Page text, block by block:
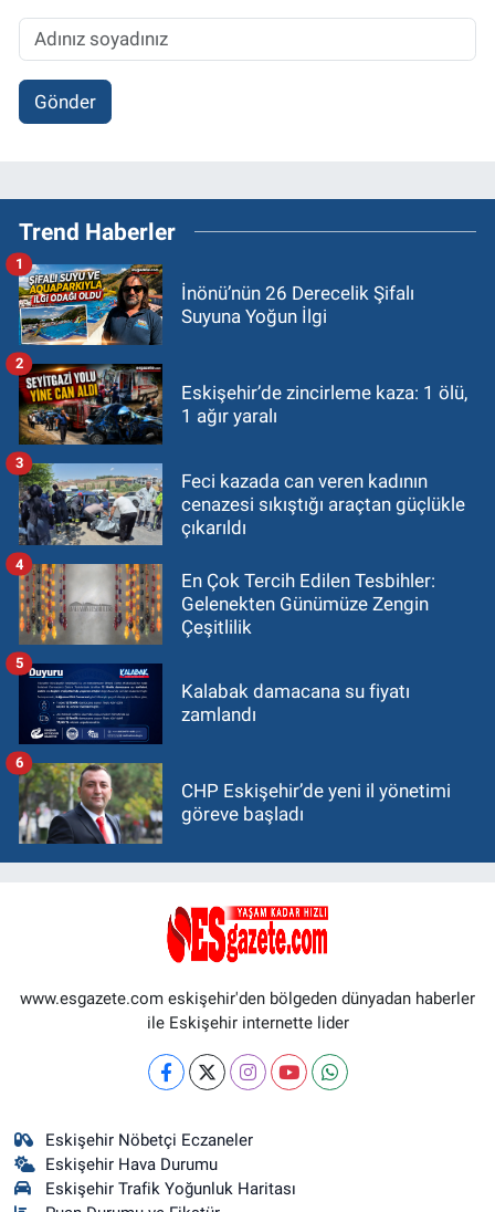
Gönder
Trend Haberler
İnönü’nün 26 Derecelik Şifalı
Suyuna Yoğun İlgi
1
Eskişehir’de zincirleme kaza: 1 ölü,
1 ağır yaralı
2
Feci kazada can veren kadının
cenazesi sıkıştığı araçtan güçlükle
çıkarıldı
3
En Çok Tercih Edilen Tesbihler:
Gelenekten Günümüze Zengin
Çeşitlilik
4
Kalabak damacana su fiyatı
zamlandı
5
CHP Eskişehir’de yeni il yönetimi
göreve başladı
6
www.esgazete.com eskişehir'den bölgeden dünyadan haberler
ile Eskişehir internette lider
Eskişehir Nöbetçi Eczaneler
Eskişehir Hava Durumu
Eskişehir Trafik Yoğunluk Haritası